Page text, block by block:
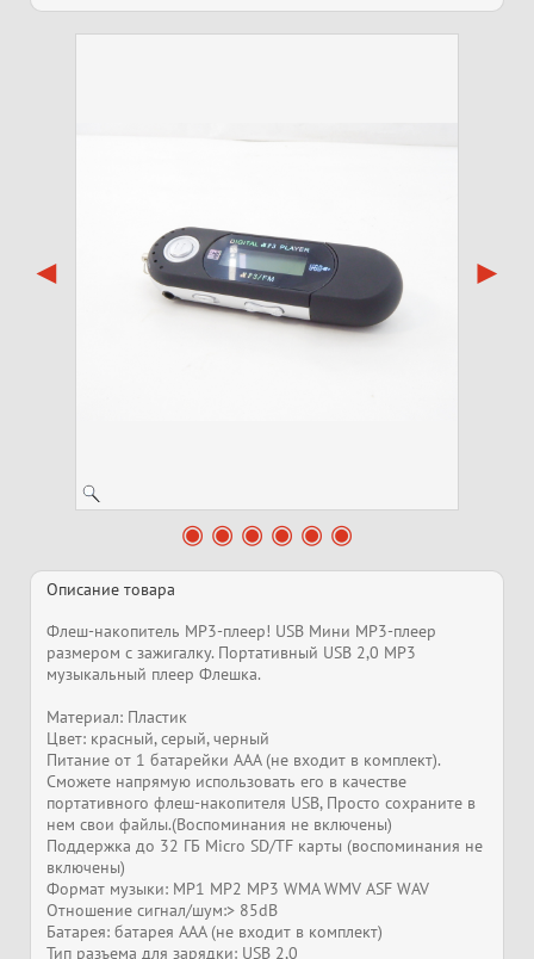
Описание товара
Флеш-накопитель MP3-плеер! USB Мини MP3-плеер
размером с зажигалку. Портативный USB 2,0 MP3
музыкальный плеер Флешка.
Материал: Пластик
Цвет: красный, серый, черный
Питание от 1 батарейки AAA (не входит в комплект).
Сможете напрямую использовать его в качестве
портативного флеш-накопителя USB, Просто сохраните в
нем свои файлы.(Воспоминания не включены)
Поддержка до 32 ГБ Micro SD/TF карты (воспоминания не
включены)
Формат музыки: MP1 MP2 MP3 WMA WMV ASF WAV
Отношение сигнал/шум:> 85dB
Батарея: батарея AAA (не входит в комплект)
Тип разъема для зарядки: USB 2,0